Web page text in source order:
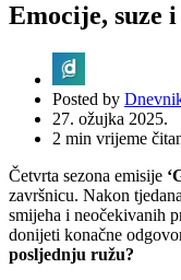
Emocije, suze
Posted by
27. ožujka 2025.
2 min vrijeme
Četvrta sezona emisije
završnicu. Nakon
smijeha i neočekivanih
donijeti konačne
posljednju ružu?